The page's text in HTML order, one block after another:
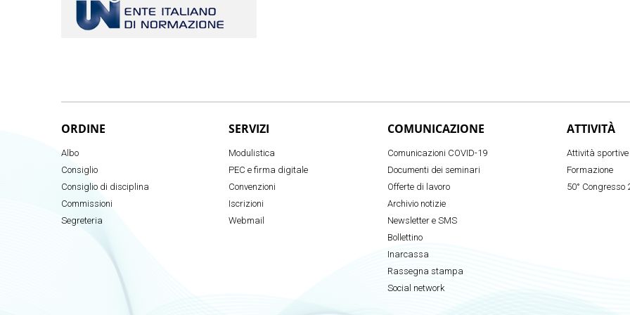
ORDINE
Albo
Consiglio
Consiglio di disciplina
Commissioni
Segreteria
SERVIZI
Modulistica
PEC e firma digitale
Convenzioni
Iscrizioni
Webmail
COMUNICAZIONE
Comunicazioni COVID-19
Documenti dei seminari
Offerte di lavoro
Archivio notizie
Newsletter e SMS
Bollettino
Inarcassa
Rassegna stampa
Social network
ATTIVITÀ
Attività sportive
Formazione
50° Congresso